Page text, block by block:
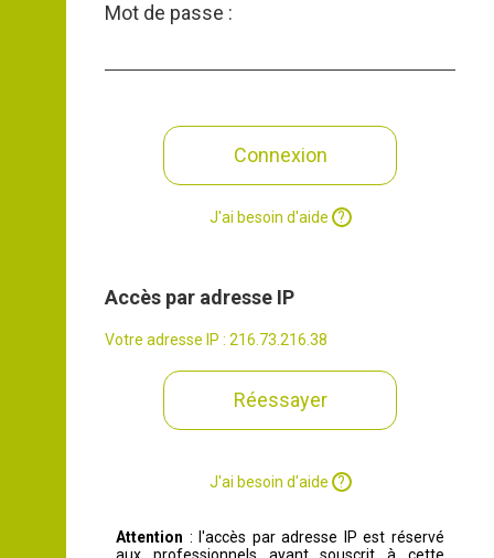
Mot de passe :
Connexion
J'ai besoin d'aide
Accès par adresse IP
Votre adresse IP : 216.73.216.38
Réessayer
J'ai besoin d'aide
Attention : l'accès par adresse IP est réservé